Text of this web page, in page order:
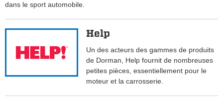
dans le sport automobile.
Help
Un des acteurs des gammes de produits
de Dorman, Help fournit de nombreuses
petites pièces, essentiellement pour le
moteur et la carrosserie.